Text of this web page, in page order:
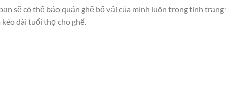
sẽ có thể bảo quản ghế bố vải của mình luôn trong tình
dài tuổi thọ cho ghế.